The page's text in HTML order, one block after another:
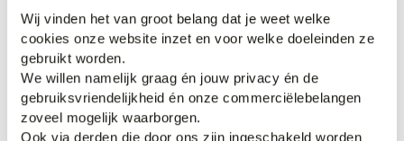
Wij vinden het van groot belang dat je weet welke
cookies onze website inzet en voor welke doeleinden ze
gebruikt worden.
We willen namelijk graag én jouw privacy én de
gebruiksvriendelijkheid én onze commerciëlebelangen
zoveel mogelijk waarborgen.
Ook via derden die door ons zijn ingeschakeld worden
50% korting
Drykorn Mix & Match
Colbert
319,95
159,95
match trousers Matteo
99,99